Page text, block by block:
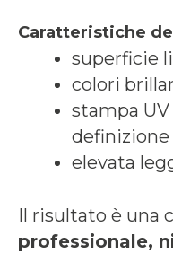
Caratteristiche
superficie
colori
stampa
definizione
elevata
Il risultato è una
professionale,